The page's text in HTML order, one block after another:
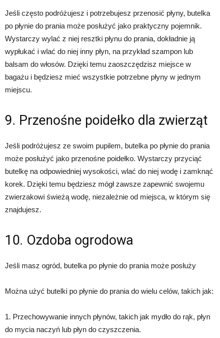
Jeśli często podróżujesz i potrzebujesz przenosić płyny, butelka
po płynie do prania może posłużyć jako praktyczny pojemnik.
Wystarczy wylać z niej resztki płynu do prania, dokładnie ją
wypłukać i wlać do niej inny płyn, na przykład szampon lub
balsam do włosów. Dzięki temu zaoszczędzisz miejsce w
bagażu i będziesz mieć wszystkie potrzebne płyny w jednym
miejscu.
9. Przenośne poidełko dla zwierząt
Jeśli podróżujesz ze swoim pupilem, butelka po płynie do prania
może posłużyć jako przenośne poidełko. Wystarczy przyciąć
butelkę na odpowiedniej wysokości, wlać do niej wodę i zamknąć
korek. Dzięki temu będziesz mógł zawsze zapewnić swojemu
zwierzakowi świeżą wodę, niezależnie od miejsca, w którym się
znajdujesz.
10. Ozdoba ogrodowa
Jeśli masz ogród, butelka po płynie do prania może posłuży
Można użyć butelki po płynie do prania do wielu celów, takich jak:
1. Przechowywanie innych płynów, takich jak mydło do rąk, płyn
do mycia naczyń lub płyn do czyszczenia.